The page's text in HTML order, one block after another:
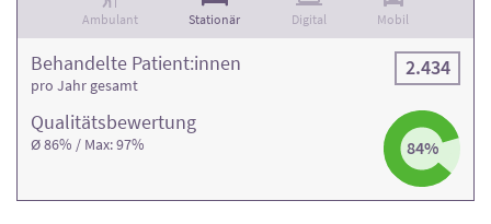
Ambulant Stationär Digital Mobil
Qualitäts­bewertung
Ø 86% / Max: 97% 84%
Behandelte Patient:innen
pro Jahr gesamt
2.434